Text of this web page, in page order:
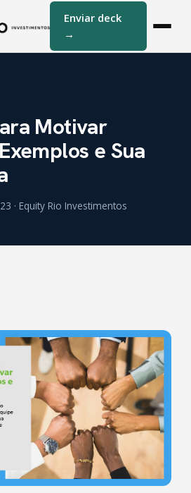
Enviar deck
→
Motivar
e Sua
· Equity Rio Investimentos